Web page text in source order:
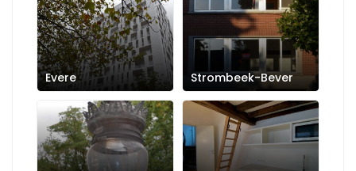
Evere Strombeek-Bever